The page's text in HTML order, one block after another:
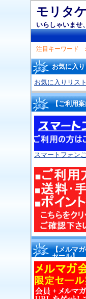
モリタ
いらしゃいませ
注目キーワード
お気に入り
お気に入りリス
【ご利用
スマートフォン
【メルマ
セール】